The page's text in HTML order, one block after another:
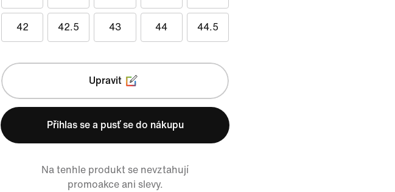
42 42.5 43 44 44.5
Upravit
Přihlas se a pusť se do nákupu
Na tenhle produkt se nevztahují
promoakce ani slevy.